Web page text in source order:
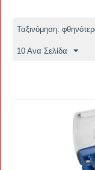
Ταξινόμηση:
10 Ανα Σελίδα